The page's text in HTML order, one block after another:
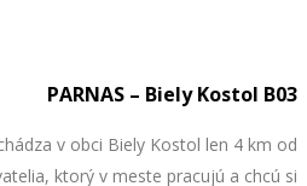
PARNAS – Biely Kostol B03
v obci Biely Kostol len 4 km od
ktorý v meste pracujú a chcú si